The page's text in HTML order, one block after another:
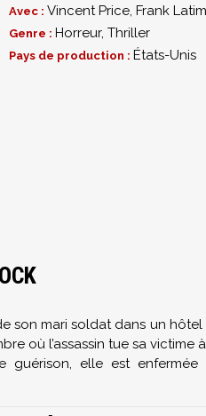
Avec : Vincent Price, Frank
Genre : Horreur, Thriller
Pays de production : États-Unis
son mari soldat dans un
où l’assassin tue sa
guérison, elle est